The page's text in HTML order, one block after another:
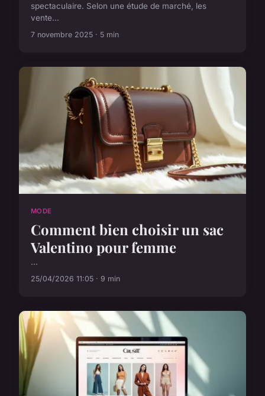
spectaculaire. Selon une étude de marché, les
vente...
7 novembre 2025 · 5 min
MODE
Comment bien choisir un sac
Valentino pour femme
...
25/04/2026 11:05 · 9 min